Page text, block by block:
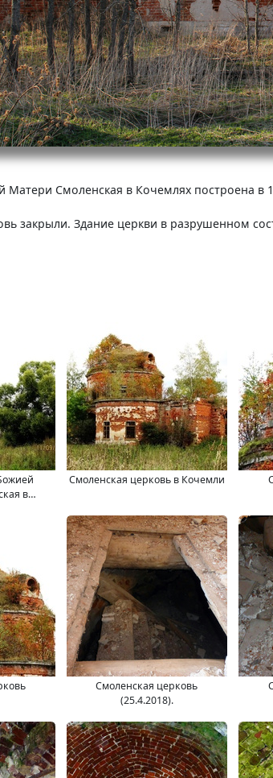
Смоленская в Кочемлях построена в
закрыли. Здание церкви в разрушенном
в
Смоленская церковь в Кочемли
Смоленская церковь
(25.4.2018).